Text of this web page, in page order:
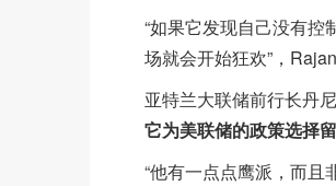
“如果它发现自己没有控
场就会开始狂欢”，
亚特兰大联储前行长丹
它为美联储的政策选择留
“他有一点点鹰派，而